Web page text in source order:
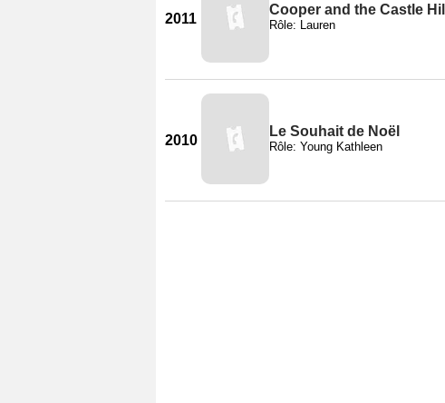
2011
Cooper and the Castle
Rôle: Lauren
2010
Le Souhait de Noël
Rôle: Young Kathleen